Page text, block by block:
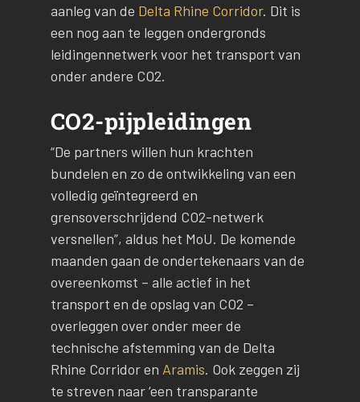
aanleg van de Delta Rhine Corridor. Dit is
een nog aan te leggen ondergronds
leidingennetwerk voor het transport van
onder andere CO2.
CO2-pijpleidingen
“De partners willen hun krachten
bundelen en zo de ontwikkeling van een
volledig geïntegreerd en
grensoverschrijdend CO2-netwerk
versnellen”, aldus het MoU. De komende
maanden gaan de ondertekenaars van de
overeenkomst – alle actief in het
transport en de opslag van CO2 –
overleggen over onder meer de
technische afstemming van de Delta
Rhine Corridor en Aramis. Ook zeggen zij
te streven naar ‘een transparante